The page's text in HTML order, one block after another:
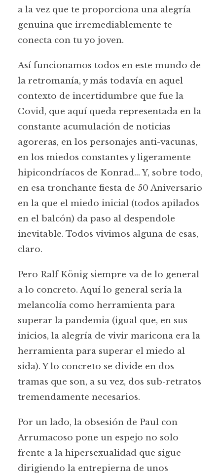
a la vez que te proporciona una alegría
genuina que irremediablemente te
conecta con tu yo joven.
Así funcionamos todos en este mundo de
la retromanía, y más todavía en aquel
contexto de incertidumbre que fue la
Covid, que aquí queda representada en la
constante acumulación de noticias
agoreras, en los personajes anti-vacunas,
en los miedos constantes y ligeramente
hipicondríacos de Konrad… Y, sobre todo,
en esa tronchante fiesta de 50 Aniversario
en la que el miedo inicial (todos apilados
en el balcón) da paso al despendole
inevitable. Todos vivimos alguna de esas,
claro.
Pero Ralf König siempre va de lo general
a lo concreto. Aquí lo general sería la
melancolía como herramienta para
superar la pandemia (igual que, en sus
inicios, la alegría de vivir maricona era la
herramienta para superar el miedo al
sida). Y lo concreto se divide en dos
tramas que son, a su vez, dos sub-retratos
tremendamente necesarios.
Por un lado, la obsesión de Paul con
Arrumacoso pone un espejo no solo
frente a la hipersexualidad que sigue
dirigiendo la entrepierna de unos